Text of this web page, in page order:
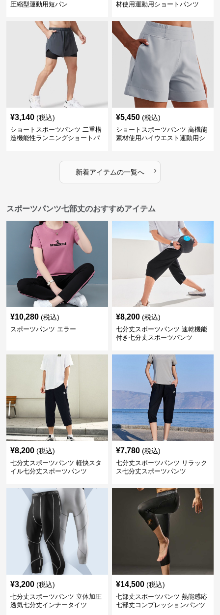
圧縮型運動用短パン
材使用運動用ショートパンツ
¥3,140 (税込)
ショートスポーツパンツ 二重構
造機能性ランニングショートパ
¥5,450 (税込)
ショートスポーツパンツ 高機能
素材使用ハイウエスト運動用シ
新着アイテムの一覧へ ›
スポーツパンツ七部丈のおすすめアイテム
¥10,280 (税込)
スポーツパンツ エラー
¥8,200 (税込)
七分丈スポーツパンツ 速乾機能
付き七分丈スポーツパンツ
¥8,200 (税込)
七分丈スポーツパンツ 軽快スタ
イル七分丈スポーツパンツ
¥7,780 (税込)
七分丈スポーツパンツ リラック
ス七分丈スポーツパンツ
¥3,200 (税込)
七分丈スポーツパンツ 立体加圧
透気七分丈インナータイツ
¥14,500 (税込)
七部丈スポーツパンツ 熱能感応
七部丈コンプレッションパンツ